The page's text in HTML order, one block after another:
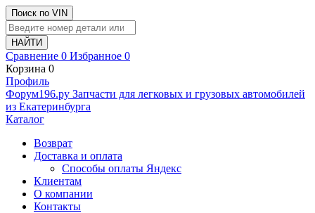
Поиск по VIN
Сравнение 0 Избранное 0
Корзина 0
Профиль
Фoрум196.ру Запчасти для легковых и грузовых автомобилей
из Екатеринбурга
Каталог
Возврат
Доставка и оплата
Способы оплаты Яндекс
Клиентам
О компании
Контакты